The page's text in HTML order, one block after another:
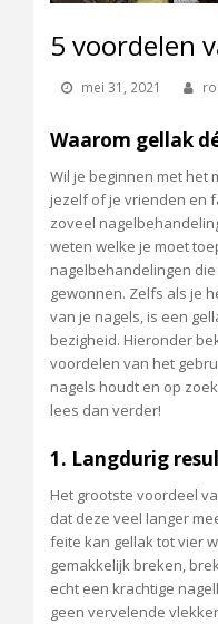
5 voordelen
mei 31, 2021
Waarom gellak
Wil je beginnen met het
jezelf of je vrienden en
zoveel
weten welke je moet
nagelbehandelingen
gewonnen. Zelfs als je
van je nagels, is een
bezigheid. Hieronder
voordelen van het
nagels houdt en op
lees dan verder!
1. Langdurig
Het grootste voordeel
dat deze veel langer
feite kan gellak tot vier
gemakkelijk breken,
echt een krachtige
geen vervelende